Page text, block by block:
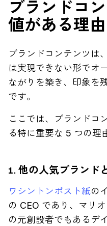
ブランドコ
値がある理由
ブランドコンテンツは
は実現できない形でオ
ながりを築き、印象を
です。
ここでは、ブランドコ
る特に重要な 5 つの理
1. 他の人気ブランド
ワシントンポスト紙の
の CEO であり、マリ
の元創設者でもあるデ